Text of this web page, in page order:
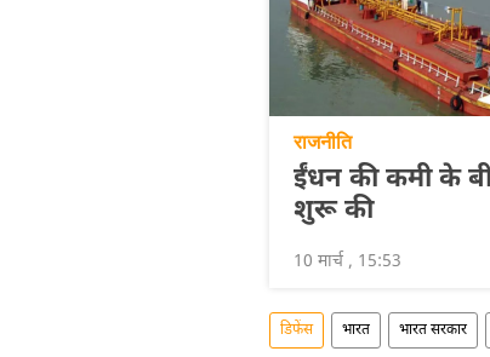
राजनीति
ईंधन की कमी के
शुरू की
10 मार्च , 15:53
डिफेंस भारत भारत सरकार